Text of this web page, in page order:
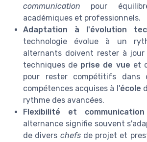
communication pour
académiques et professionnels.
Adaptation à l'évolution
technologie évolue à un
alternants doivent rester à jour
techniques de prise de vue et
pour rester compétitifs dans
compétences acquises à l'école
rythme des avancées.
Flexibilité et communication
alternance signifie souvent
de divers chefsde projet et